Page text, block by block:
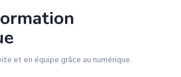
et en équipe grâce au numérique.